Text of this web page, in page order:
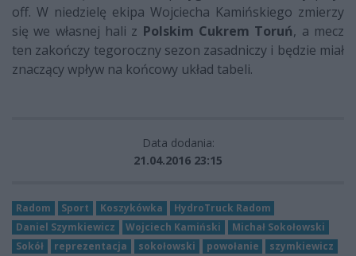
off. W niedzielę ekipa Wojciecha Kamińskiego zmierzy
się we własnej hali z Polskim Cukrem Toruń, a mecz
ten zakończy tegoroczny sezon zasadniczy i będzie miał
znaczący wpływ na końcowy układ tabeli.
Data dodania:
21.04.2016 23:15
Radom Sport Koszykówka
HydroTruck Radom
Daniel Szymkiewicz
Wojciech Kamiński
Michał Sokołowski
Sokół
reprezentacja sokołowski powołanie szymkiewicz